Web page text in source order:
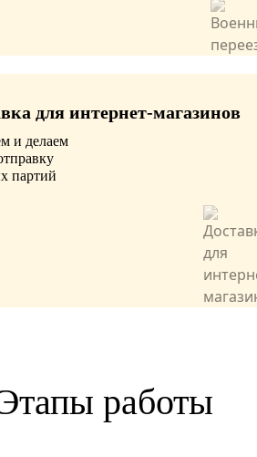
для интернет-магазинов
и делаем
партий
работы